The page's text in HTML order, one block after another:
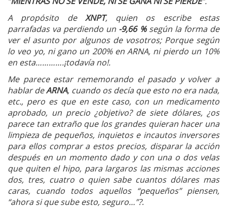
A propósito de XNPT, quien os escribe estas
parrafadas va perdiendo un -9,66 %según la forma de
ver el asunto por algunos de vosotros; Porque según
lo veo yo, ni gano un 200% en ARNA, ni pierdo un 10%
en esta………….¡todavía no!.
Me parece estar rememorando el pasado y volver a
hablar deARNA, cuando os decía que esto no era nada,
etc., pero es que en este caso, con un medicamento
aprobado, un precio ¿objetivo? de siete dólares, ¿os
parece tan extraño que los grandes quieran hacer una
limpieza de pequeños, inquietos e incautos inversores
para ellos comprar a estos precios, disparar la acción
después en un momento dado y con una o dos velas
que quiten el hipo, para largaros las mismas acciones
dos, tres, cuatro o quien sabe cuantos dólares mas
caras, cuando todos aquellos “pequeños” piensen,
“ahora si que sube esto, seguro…”?.